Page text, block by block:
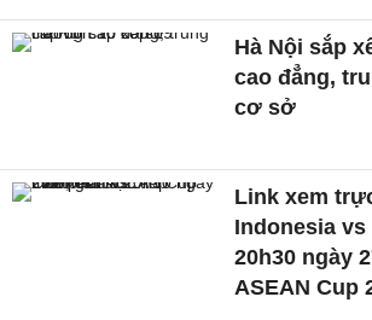
Hà Nội sắp
cao đẳng,
cơ sở
Link xem
Indonesia
20h30 ngày
ASEAN Cup